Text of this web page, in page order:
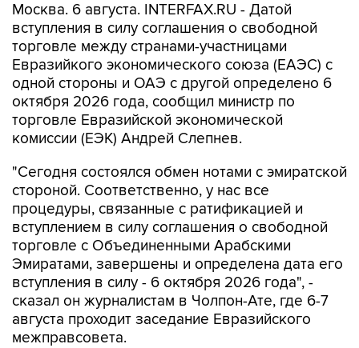
Москва. 6 августа. INTERFAX.RU - Датой
вступления в силу соглашения о свободной
торговле между странами-участницами
Евразийкого экономического союза (ЕАЭС) с
одной стороны и ОАЭ с другой определено 6
октября 2026 года, сообщил министр по
торговле Евразийской экономической
комиссии (ЕЭК) Андрей Слепнев.
"Сегодня состоялся обмен нотами с эмиратской
стороной. Соответственно, у нас все
процедуры, связанные с ратификацией и
вступлением в силу соглашения о свободной
торговле с Объединенными Арабскими
Эмиратами, завершены и определена дата его
вступления в силу - 6 октября 2026 года", -
сказал он журналистам в Чолпон-Ате, где 6-7
августа проходит заседание Евразийского
межправсовета.